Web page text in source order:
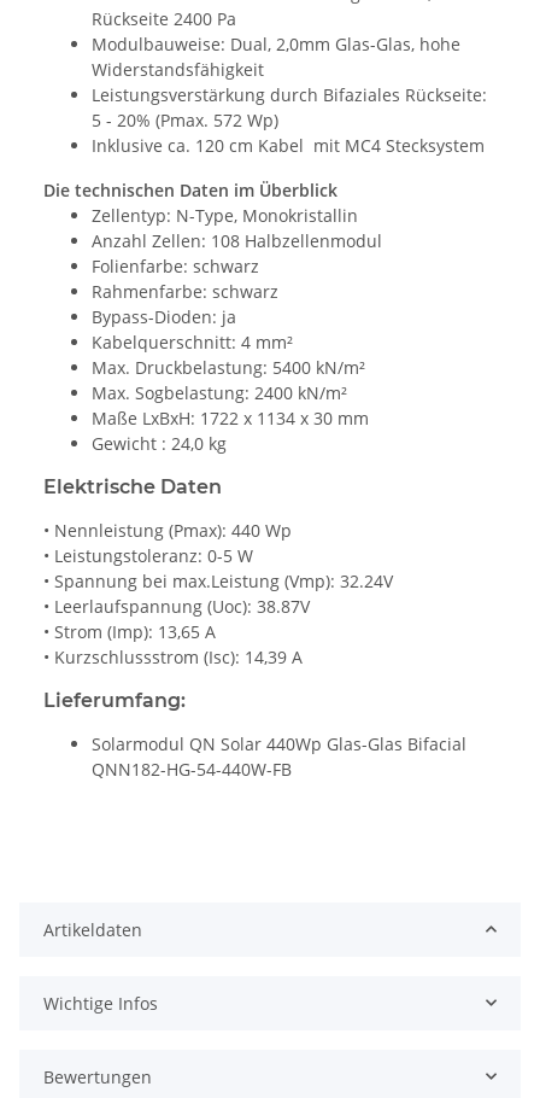
Rückseite 2400 Pa
Modulbauweise: Dual, 2,0mm Glas-Glas, hohe
Widerstandsfähigkeit
Leistungsverstärkung durch Bifaziales Rückseite:
5 - 20% (Pmax. 572 Wp)
Inklusive ca. 120 cm Kabel mit MC4 Stecksystem
Die technischen Daten im Überblick
Zellentyp: N-Type, Monokristallin
Anzahl Zellen: 108 Halbzellenmodul
Folienfarbe: schwarz
Rahmenfarbe: schwarz
Bypass-Dioden: ja
Kabelquerschnitt: 4 mm²
Max. Druckbelastung: 5400 kN/m²
Max. Sogbelastung: 2400 kN/m²
Maße LxBxH: 1722 x 1134 x 30 mm
Gewicht : 24,0 kg
Elektrische Daten
• Nennleistung (Pmax): 440 Wp
• Leistungstoleranz: 0-5 W
• Spannung bei max.Leistung (Vmp): 32.24V
• Leerlaufspannung (Uoc): 38.87V
• Strom (Imp): 13,65 A
• Kurzschlussstrom (Isc): 14,39 A
Lieferumfang:
Solarmodul QN Solar 440Wp Glas-Glas Bifacial
QNN182-HG-54-440W-FB
Artikeldaten
Wichtige Infos
Bewertungen